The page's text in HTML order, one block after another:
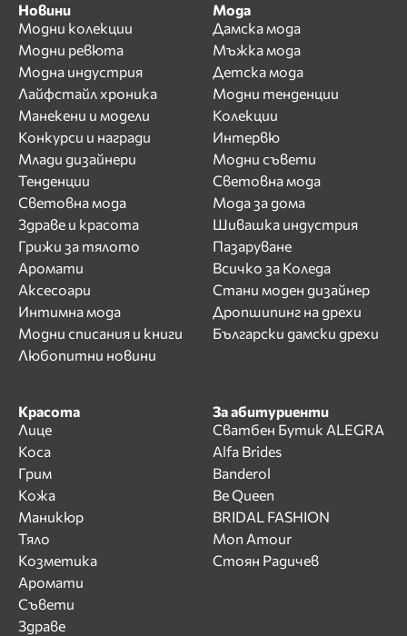
Новини
Модни колекции
Модни ревюта
Модна индустрия
Лайфстайл хроника
Манекени и модели
Конкурси и награди
Млади дизайнери
Тенденции
Световна мода
Здраве и красота
Грижи за тялото
Аромати
Аксесоари
Интимна мода
Модни списания и книги
Любопитни новини
Мода
Дамска мода
Мъжка мода
Детска мода
Модни тенденции
Колекции
Интервю
Модни съвети
Световна мода
Мода за дома
Шивашка индустрия
Пазаруване
Всичко за Коледа
Стани моден дизайнер
Дропшипинг на дрехи
Български дамски дрехи
Красота
Лице
Коса
Грим
Кожа
Маникюр
Тяло
Козметика
Аромати
Съвети
Здраве
За абитуриенти
Сватбен Бутик ALEGRA
Alfa Brides
Banderol
Be Queen
BRIDAL FASHION
Mon Amour
Стоян Радичев